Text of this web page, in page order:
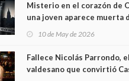
Misterio en el corazón de
una joven aparece muerta
cámaras captan sus últimos
minutos
10 de May de 2026
Fallece Nicolás Parrondo, el
valdesano que convirtió